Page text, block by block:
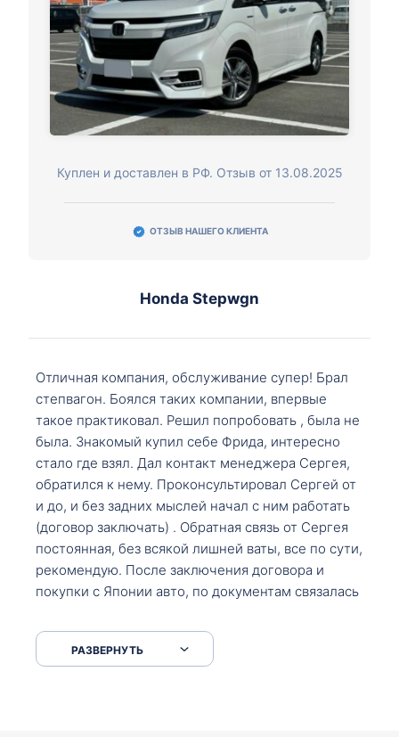
Куплен и доставлен в РФ. Отзыв от 13.08.2025
ОТЗЫВ НАШЕГО КЛИЕНТА
Honda Stepwgn
Отличная компания, обслуживание супер! Брал
степвагон. Боялся таких компании, впервые
такое практиковал. Решил попробовать , была не
была. Знакомый купил себе Фрида, интересно
стало где взял. Дал контакт менеджера Сергея,
обратился к нему. Проконсультировал Сергей от
и до, и без задних мыслей начал с ним работать
(договор заключать) . Обратная связь от Сергея
постоянная, без всякой лишней ваты, все по сути,
рекомендую. После заключения договора и
покупки с Японии авто, по документам связалась
что заполнить, куда зайти, образцы и т.д. После
приехал за авто. Меня тепло встретили Сергей с
РАЗВЕРНУТЬ